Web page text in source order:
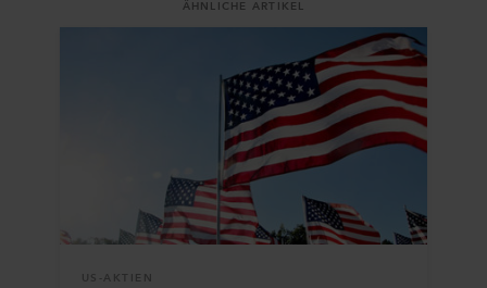
ÄHNLICHE ARTIKEL
US-AKTIEN